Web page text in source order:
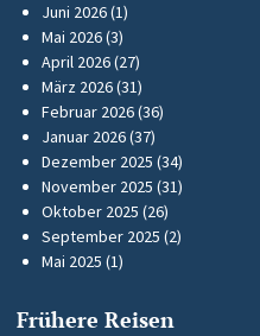
Juni 2026(1)
Mai 2026(3)
April 2026(27)
März 2026(31)
Februar 2026(36)
Januar 2026(37)
Dezember 2025 (34)
November 2025 (31)
Oktober 2025 (26)
September 2025 (2)
Mai 2025 (1)
Frühere Reisen